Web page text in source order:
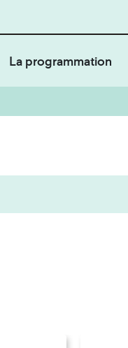
La programmation